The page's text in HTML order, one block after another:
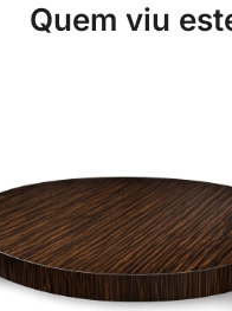
Quem viu